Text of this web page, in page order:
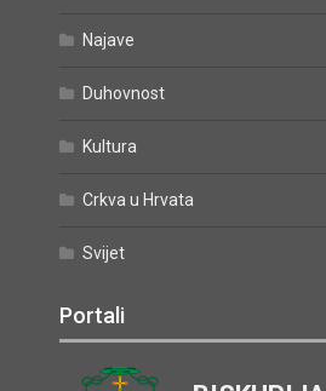
Najave
Duhovnost
Kultura
Crkva u Hrvata
Svijet
Portali